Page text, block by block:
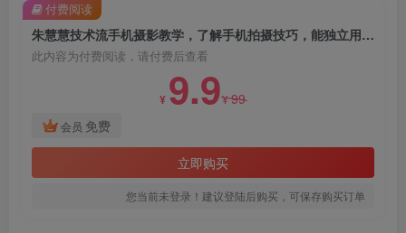
朱慧慧技术流手机摄影教学，了解手机拍摄技巧，能独立用手机拍摄有品质的短视频
此内容为付费阅读，请付费后查看
¥ 9.9¥99
会员 免费
立即购买
您当前未登录！建议登陆后购买，可保存购买订单
付费阅读